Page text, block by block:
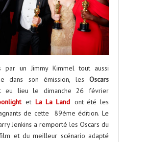
par un Jimmy Kimmel tout aussi
dans son émission, les Oscars
eu lieu le dimanche 26 février
et La La Land ont été les
de cette 89ème édition. Le
Jenkins a remporté les Oscars du
et du meilleur scénario adapté